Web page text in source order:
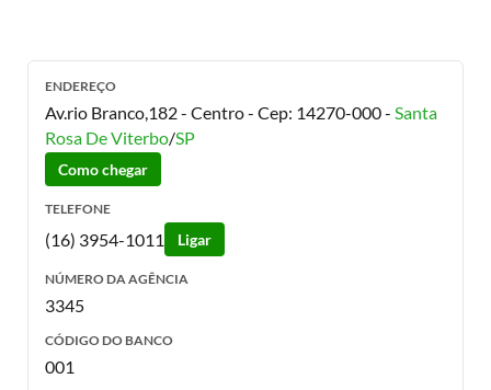
ENDEREÇO
Av.rio Branco,182 - Centro- Cep: 14270-000- Santa
Rosa De Viterbo/SP
Como chegar
TELEFONE
(16) 3954-1011 Ligar
NÚMERO DA AGÊNCIA
3345
CÓDIGO DO BANCO
001